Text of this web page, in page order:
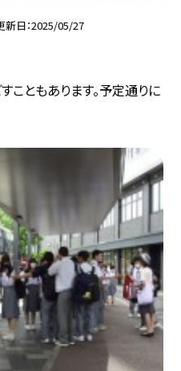
新日 2025/05/27
こともあります。予定通りに